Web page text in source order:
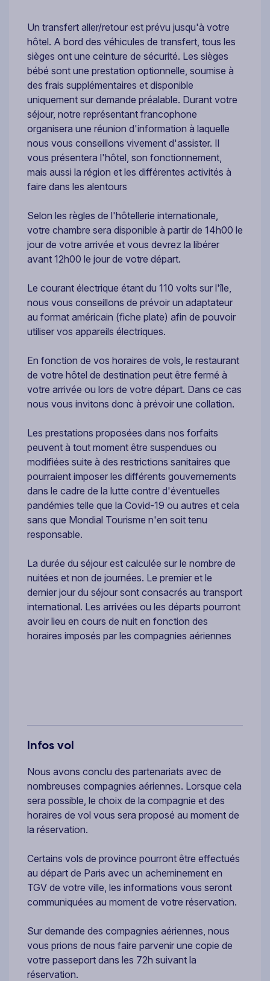
Un transfert aller/retour est prévu jusqu'à votre
hôtel. A bord des véhicules de transfert, tous les
sièges ont une ceinture de sécurité. Les sièges
bébé sont une prestation optionnelle, soumise à
des frais supplémentaires et disponible
uniquement sur demande préalable. Durant votre
séjour, notre représentant francophone
organisera une réunion d'information à laquelle
nous vous conseillons vivement d'assister. Il
vous présentera l'hôtel, son fonctionnement,
mais aussi la région et les différentes activités à
faire dans les alentours
Selon les règles de l'hôtellerie internationale,
votre chambre sera disponible à partir de 14h00 le
jour de votre arrivée et vous devrez la libérer
avant 12h00 le jour de votre départ.
Le courant électrique étant du 110 volts sur l'île,
nous vous conseillons de prévoir un adaptateur
au format américain (fiche plate) afin de pouvoir
utiliser vos appareils électriques.
En fonction de vos horaires de vols, le restaurant
de votre hôtel de destination peut être fermé à
votre arrivée ou lors de votre départ. Dans ce cas
nous vous invitons donc à prévoir une collation.
Les prestations proposées dans nos forfaits
peuvent à tout moment être suspendues ou
modifiées suite à des restrictions sanitaires que
pourraient imposer les différents gouvernements
dans le cadre de la lutte contre d'éventuelles
pandémies telle que la Covid-19 ou autres et cela
sans que Mondial Tourisme n'en soit tenu
responsable.
La durée du séjour est calculée sur le nombre de
nuitées et non de journées. Le premier et le
dernier jour du séjour sont consacrés au transport
international. Les arrivées ou les départs pourront
avoir lieu en cours de nuit en fonction des
horaires imposés par les compagnies aériennes
Infos vol
Nous avons conclu des partenariats avec de
nombreuses compagnies aériennes. Lorsque cela
sera possible, le choix de la compagnie et des
horaires de vol vous sera proposé au moment de
la réservation.
Certains vols de province pourront être effectués
au départ de Paris avec un acheminement en
TGV de votre ville, les informations vous seront
communiquées au moment de votre réservation.
Sur demande des compagnies aériennes, nous
vous prions de nous faire parvenir une copie de
votre passeport dans les 72h suivant la
réservation.